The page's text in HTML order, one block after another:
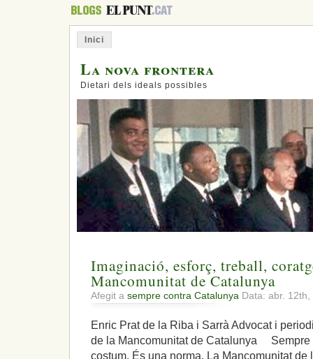
Inici
La nova frontera
Dietari dels ideals possibles
Imaginació, esforç, treball,
Mancomunitat de Catalunya
Afegit a sempre contra Catalunya Data: abr.
Enric Prat de la Riba i Sarrà Advocat i
de la Mancomunitat de Catalunya Sempre
costum. És una norma. La Mancomunitat de